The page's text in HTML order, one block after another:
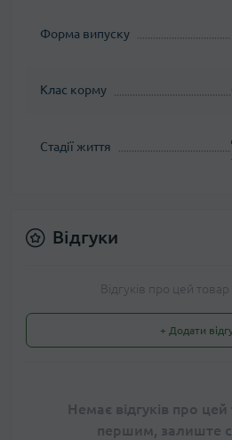
Форма випуску
Клас корму
Стадії життя
Відгуки
Відгуків про цей
+ Додати
Немає відгуків про цей
першим, залиште